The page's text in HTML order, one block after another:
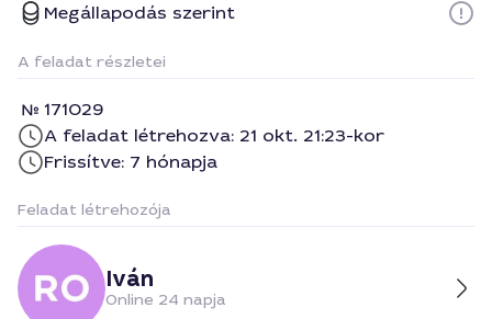
Megállapodás szerint
A feladat részletei
171029
A feladat létrehozva: 21 okt. 21:23-kor
Frissítve: 7 hónapja
Feladat létrehozója
Iván
Online 24 napja